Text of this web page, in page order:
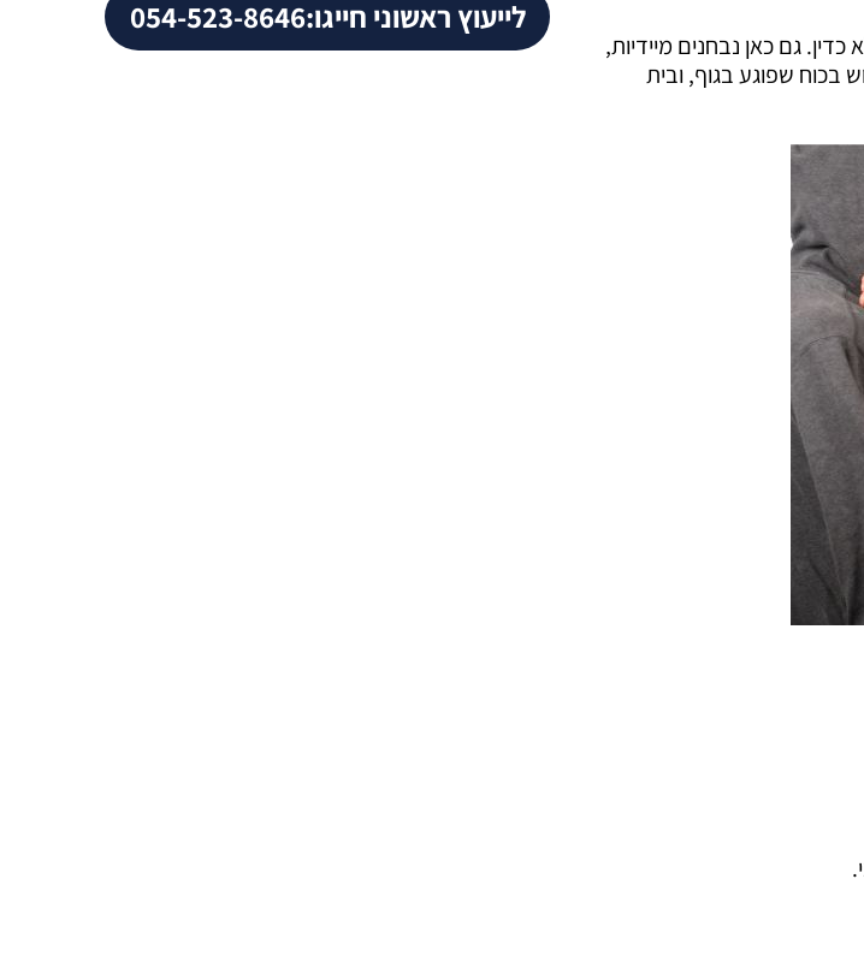
גם כאן נבחנים מיידיות,
בכוח שפוגע בגוף, ובית
לייעוץ ראשוני חייגו:054-523-8646